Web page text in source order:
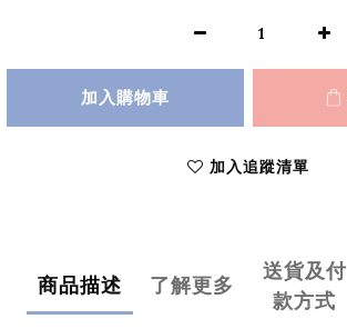
加入購物車
加入追蹤清單
商品描述 了解更多
送貨及付
款方式